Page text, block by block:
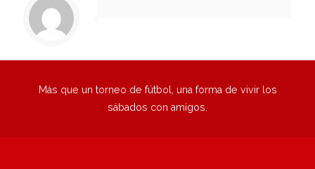
Más que un torneo de fútbol, una forma de vivir los
sábados con amigos.